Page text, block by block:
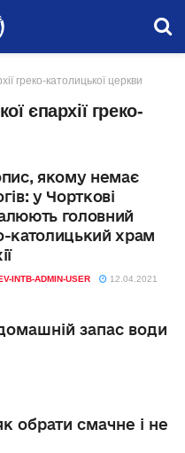
греко-католицької церкви
єпархії греко-
якому немає
у Чорткові
головний
католицький храм
INTB-ADMIN-USER 12.04.2021
запас води
обрати смачне і не